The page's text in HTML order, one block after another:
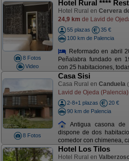
8 Fotos
Video
Hotel Rural ****
Hotel Rural en Cervera
24,9 km de Lavid de
55 plazas
35 €
100 km de Palencia
Reformado en abril
Peñalabra fundado en
con 25 habitaciones,
8 Fotos
Casa Sisi
Casa Rural en Canduela
Lavid de Ojeda (Palencia)
2-8+1 plazas
20 €
90 km de Palencia
Antigua casona de
dispone de dos
comedor con chimenea,
Hotel Los Tilos
Hotel Rural en